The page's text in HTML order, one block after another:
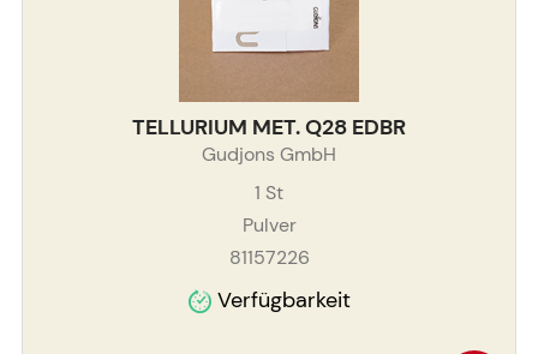
TELLURIUM MET. Q28 EDBR
Gudjons GmbH
1 St
Pulver
81157226
Verfügbarkeit